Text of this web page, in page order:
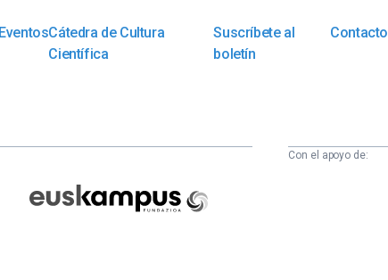
EventosCátedra de Cultura
Científica
Suscríbete al
boletín
Contacto
Fundazioa
Con el apoyo de: